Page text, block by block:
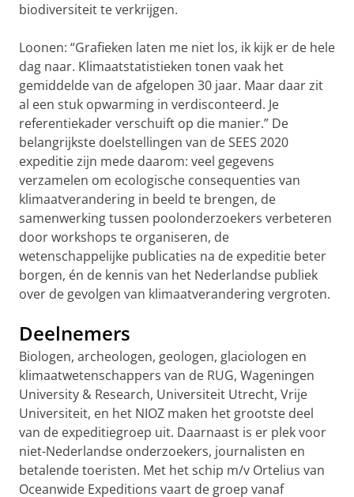
biodiversiteit te verkrijgen.
Loonen: “Grafieken laten me niet los, ik kijk er de hele
dag naar. Klimaatstatistieken tonen vaak het
gemiddelde van de afgelopen 30 jaar. Maar daar zit
al een stuk opwarming in verdisconteerd. Je
referentiekader verschuift op die manier.” De
belangrijkste doelstellingen van de SEES 2020
expeditie zijn mede daarom: veel gegevens
verzamelen om ecologische consequenties van
klimaatverandering in beeld te brengen, de
samenwerking tussen poolonderzoekers verbeteren
door workshops te organiseren, de
wetenschappelijke publicaties na de expeditie beter
borgen, én de kennis van het Nederlandse publiek
over de gevolgen van klimaatverandering vergroten.
Deelnemers
Biologen, archeologen, geologen, glaciologen en
klimaatwetenschappers van de RUG, Wageningen
University & Research, Universiteit Utrecht, Vrije
Universiteit, en het NIOZ maken het grootste deel
van de expeditiegroep uit. Daarnaast is er plek voor
niet-Nederlandse onderzoekers, journalisten en
betalende toeristen. Met het schip m/v Ortelius van
Oceanwide Expeditions vaart de groep vanaf